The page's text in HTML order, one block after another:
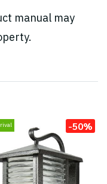
manual may
-50%